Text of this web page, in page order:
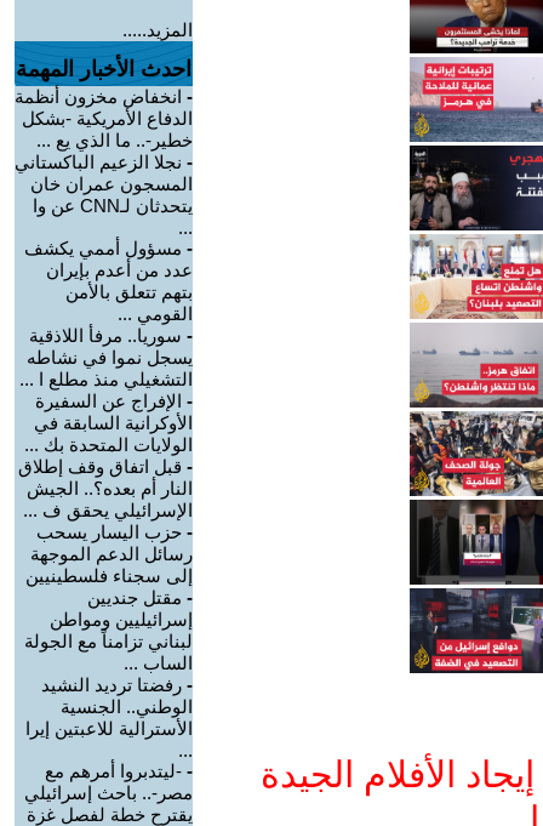
الأفلام الجيدة
المزيد.....
احدث الأخبار المهمة
- انخفاض مخزون أنظمة
الدفاع الأمريكية -بشكل
خطير-.. ما الذي يع ...
- نجلا الزعيم الباكستاني
المسجون عمران خان
يتحدثان لـCNN عن وا
...
- مسؤول أممي يكشف
عدد من أعدم بإيران
بتهم تتعلق بالأمن
القومي ...
- سوريا.. مرفأ اللاذقية
يسجل نموا في نشاطه
التشغيلي منذ مطلع ا ...
- الإفراج عن السفيرة
الأوكرانية السابقة في
الولايات المتحدة بك ...
- قبل اتفاق وقف إطلاق
النار أم بعده؟.. الجيش
الإسرائيلي يحقق ف ...
- حزب اليسار يسحب
رسائل الدعم الموجهة
إلى سجناء فلسطينيين
- مقتل جنديين
إسرائيليين ومواطن
لبناني تزامناً مع الجولة
الساب ...
- رفضتا ترديد النشيد
الوطني.. الجنسية
الأسترالية للاعبتين إيرا
...
- -ليتدبروا أمرهم مع
مصر-.. باحث إسرائيلي
يقترح خطة لفصل غزة